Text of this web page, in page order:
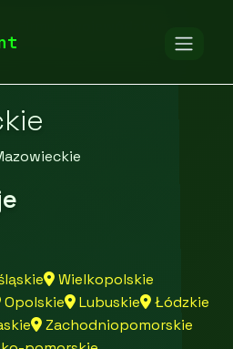
Wielkopolskie
Opolskie Lubuskie
Łódzkie
Zachodniopomorskie